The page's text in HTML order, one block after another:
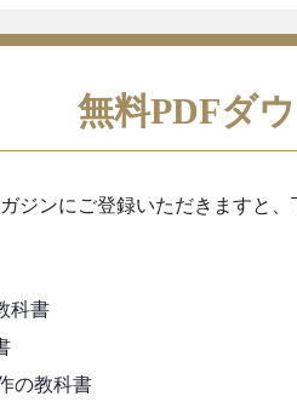
無料PDFダ
ジンにご登録いただきますと、
科書
の教科書